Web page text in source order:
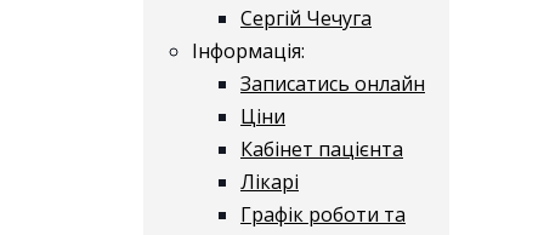
Сергій Чечуга
Інформація:
Записатись онлайн
Ціни
Кабінет пацієнта
Лікарі
Графік роботи та